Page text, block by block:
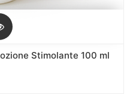
Stimolante 100 ml